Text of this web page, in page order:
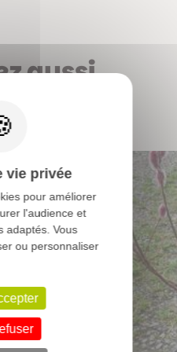
aussi
vie privée
pour améliorer
l'audience et
adaptés. Vous
ou personnaliser